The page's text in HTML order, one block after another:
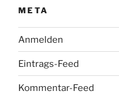
META
Anmelden
Eintrags-Feed
Kommentar-Feed